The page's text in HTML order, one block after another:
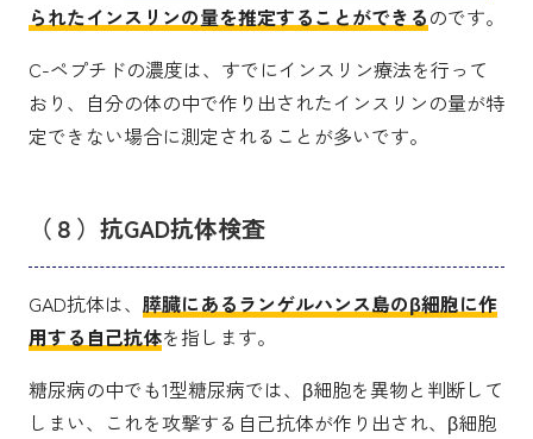
られたインスリンの量を推定することができるのです。
C-ペプチドの濃度は、すでにインスリン療法を行って
おり、自分の体の中で作り出されたインスリンの量が特
定できない場合に測定されることが多いです。
（８）抗GAD抗体検査
GAD抗体は、 膵臓にあるランゲルハンス島のβ細胞に作
用する自己抗体を指します。
糖尿病の中でも1型糖尿病では、β細胞を異物と判断して
しまい、これを攻撃する自己抗体が作り出され、β細胞